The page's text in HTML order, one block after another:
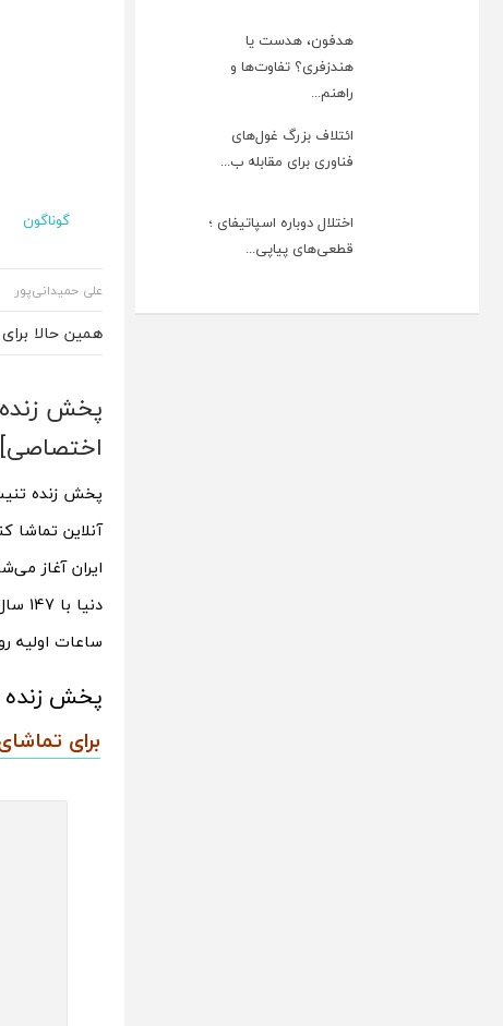
هدفون، هدست یا
هندزفری؟ تفاوت‌ها و
راهنم...
ائتلاف بزرگ غول‌های
فناوری برای مقابله ب...
اختلال دوباره اسپاتیفای ؛
قطعی‌های پیاپی...
گوناگون
علی حمیدانی‌پور
همین حالا
اختصاصی]
آنلاین تماشا
ایران آغاز
ساعات اولیه
پخش زنده تنیس